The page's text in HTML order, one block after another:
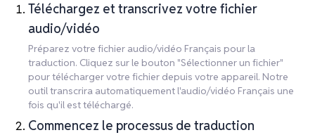
Téléchargez et transcrivez votre fichier
audio/vidéo
Préparez votre fichier audio/vidéo Français pour la
traduction. Cliquez sur le bouton "Sélectionner un fichier"
pour télécharger votre fichier depuis votre appareil. Notre
outil transcrira automatiquement l'audio/vidéo Français une
fois qu'il est téléchargé.
Commencez le processus de traduction